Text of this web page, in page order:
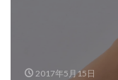
2017年5月15日